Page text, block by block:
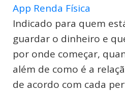
App Renda Física
Indicado para quem
guardar o dinheiro e
por onde começar,
além de como é a
de acordo com cada